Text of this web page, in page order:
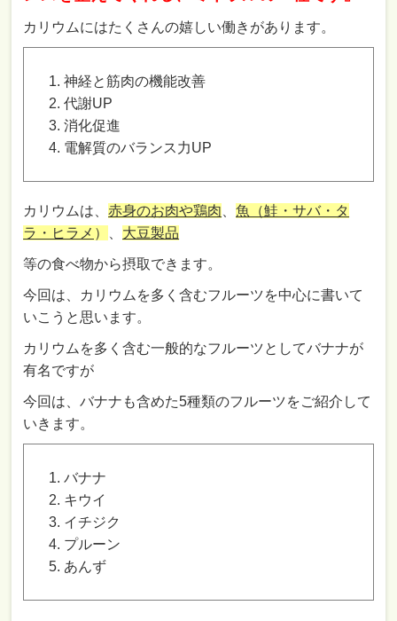
カリウムにはたくさんの嬉しい働きがあります。
神経と筋肉の機能改善
代謝UP
消化促進
電解質のバランス力UP
カリウムは、赤身のお肉や鶏肉 、魚（鮭・サバ・タ
ラ・ヒラメ ） 大豆製品
等の食べ物から摂取できます。
今回は、カリウムを多く含むフルーツを中心に書いて
いこうと思います。
カリウムを多く含む一般的なフルーツとしてバナナが
有名ですが
今回は、バナナも含めた5種類のフルーツをご紹介して
いきます。
バナナ
キウイ
イチジク
プルーン
あんず